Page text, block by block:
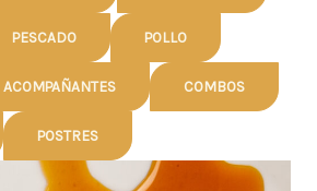
PESCADO POLLO
ACOMPAÑANTES COMBOS
POSTRES